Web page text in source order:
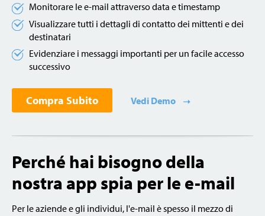
Monitorare le e-mail attraverso data e timestamp
Visualizzare tutti i dettagli di contatto dei mittenti e dei
destinatari
Evidenziare i messaggi importanti per un facile accesso
successivo
Compra Subito Vedi Demo
Perché hai bisogno della
nostra app spia per le e-mail
Per le aziende e gli individui, l'e-mail è spesso il mezzo di